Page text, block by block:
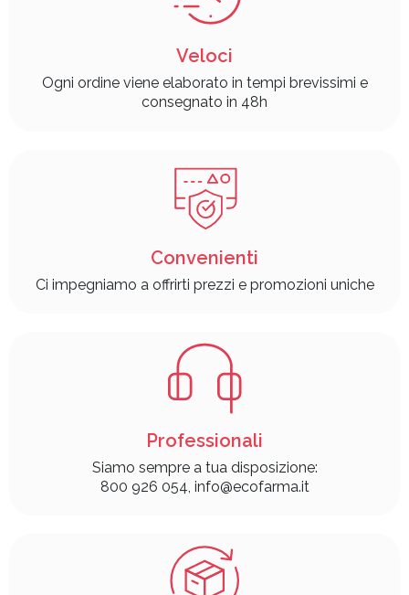
Veloci
Ogni ordine viene elaborato in tempi brevissimi e
consegnato in 48h
Convenienti
Ci impegniamo a offrirti prezzi e promozioni uniche
Professionali
Siamo sempre a tua disposizione:
800 926 054, info@ecofarma.it